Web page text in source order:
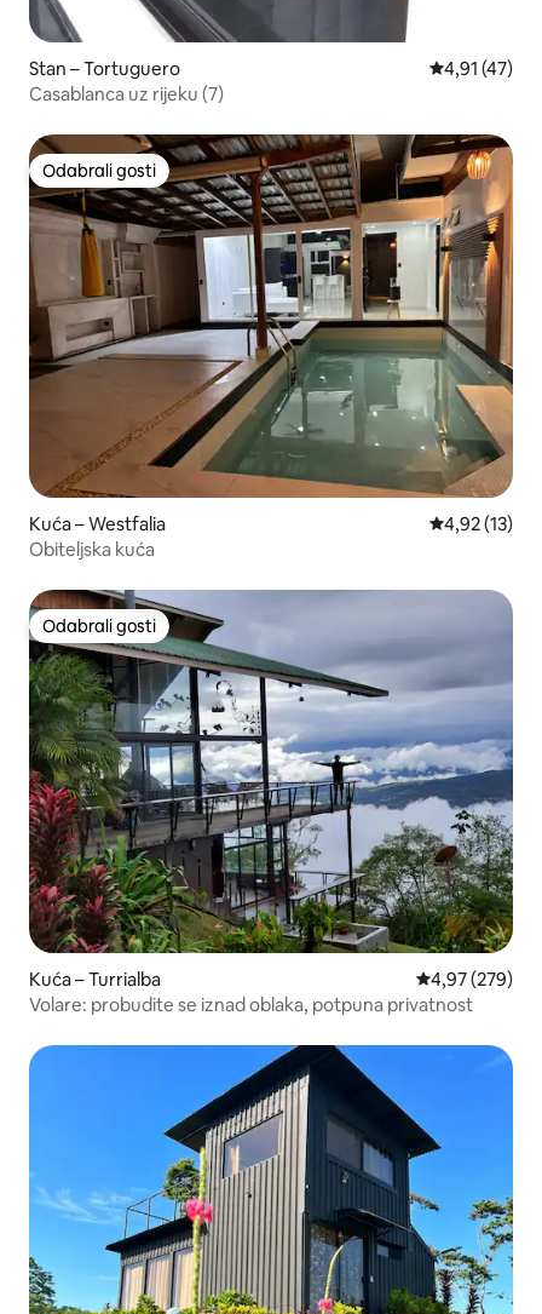
Stan – Tortuguero Prosječna
4,91 (47)
Casablanca uz rijeku (7)
Odabrali gosti
Odabrali gosti
Kuća – Westfalia Prosječna
4,92 (13)
Obiteljska kuća
Odabrali gosti
Odabrali gosti
Kuća – Turrialba Prosječna
4,97 (279)
Volare: probudite se iznad oblaka, potpuna privatnost